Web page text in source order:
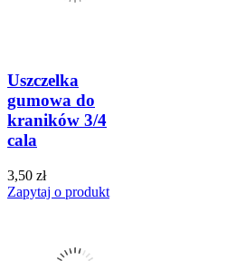
Uszczelka
gumowa do
kraników 3/4
cala
3,50 zł
Zapytaj o produkt